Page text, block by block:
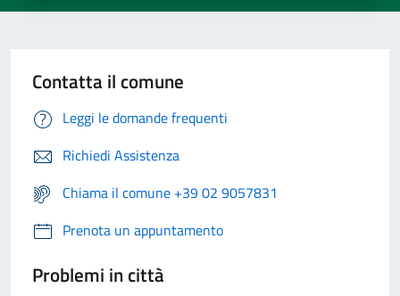
Contatta il comune
Leggi le domande frequenti
Richiedi Assistenza
Chiama il comune +39 02 9057831
Prenota un appuntamento
Problemi in città